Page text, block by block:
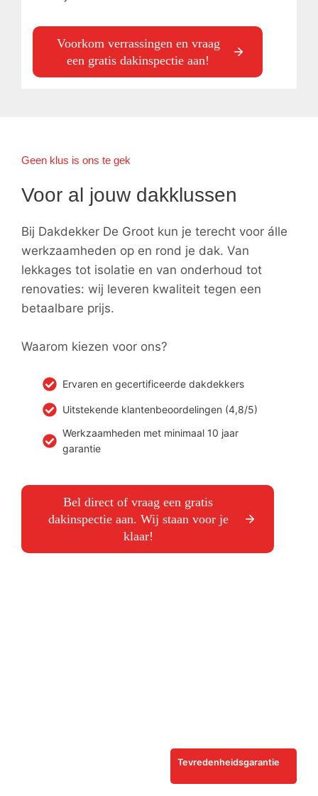
Voorkom verrassingen en vraag
een gratis dakinspectie aan!
Geen klus is ons te gek
Voor al jouw dakklussen
Bij Dakdekker De Groot kun je terecht voor álle
werkzaamheden op en rond je dak. Van
lekkages tot isolatie en van onderhoud tot
renovaties: wij leveren kwaliteit tegen een
betaalbare prijs.
Waarom kiezen voor ons?
Ervaren en gecertificeerde dakdekkers
Uitstekende klantenbeoordelingen (4,8/5)
Werkzaamheden met minimaal 10 jaar
garantie
Bel direct of vraag een gratis
dakinspectie aan. Wij staan voor je
klaar!
Tevredenheidsgarantie